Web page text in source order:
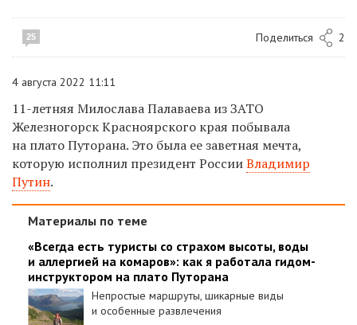
25 Поделиться 2
4 августа 2022 11:11
11-летняя МилославаПалаваева из ЗАТО
Железногорск Красноярского края побывала
на плато Путорана. Это была ее заветная мечта,
которую исполнил президент РоссииВладимир
Путин.
Материалы по теме
«Всегда есть туристы со страхом высоты, воды
и аллергией на комаров»: как я работала гидом-
инструктором на плато Путорана
Непростые маршруты, шикарные виды
и особенные развлечения